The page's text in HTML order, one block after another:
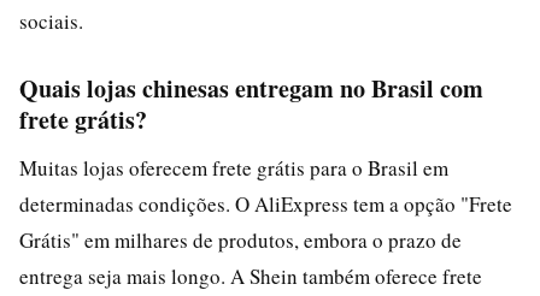
sociais.
Quais lojas chinesas entregam no Brasil com
frete grátis?
Muitas lojas oferecem frete grátis para o Brasil em
determinadas condições. O AliExpress tem a opção "Frete
Grátis" em milhares de produtos, embora o prazo de
entrega seja mais longo. A Shein também oferece frete